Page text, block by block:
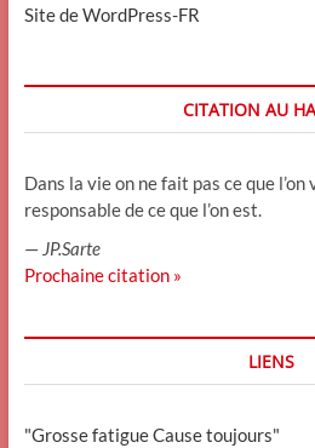
Site de WordPress-FR
CITATION AU
Dans la vie on ne fait pas ce que
responsable de ce que l’on est.
— JP.Sarte
Prochaine citation »
LIENS
"Grosse fatigue Cause toujours"